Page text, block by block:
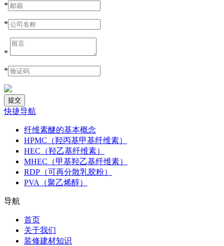
*
*
*
*
快捷导航
纤维素醚的基本概念
HPMC（羟丙基甲基纤维素）
HEC（羟乙基纤维素）
MHEC（甲基羟乙基纤维素）
RDP（可再分散乳胶粉）
PVA（聚乙烯醇）
导航
首页
关于我们
装修建材知识